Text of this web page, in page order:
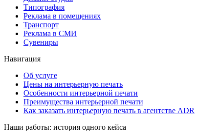
Типография
Реклама в помещениях
Транспорт
Реклама в СМИ
Сувениры
Навигация
Об услуге
Цены на интерьерную печать
Особенности интерьерной печати
Преимущества интерьерной печати
Как заказать интерьерную печать в агентстве ADR
Наши работы: история одного кейса